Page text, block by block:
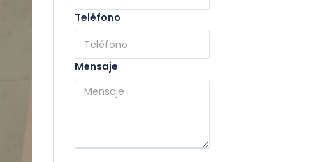
Teléfono
Mensaje